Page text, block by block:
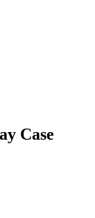
Case